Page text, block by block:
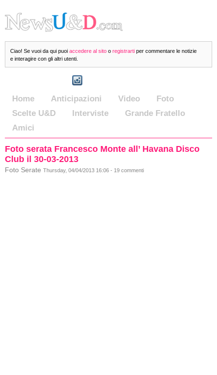
Ciao! Se vuoi da qui puoi accedere al sito o registrarti per commentare le notizie
e interagire con gli altri utenti.
Home Anticipazioni Video
Foto
Scelte U&D
Interviste
Grande Fratello
Amici
Foto serata Francesco Monte all’ Havana Disco
Club il 30-03-2013
Foto Serate Thursday, 04/04/2013 16:06 - 19 commenti